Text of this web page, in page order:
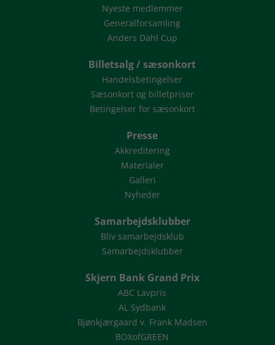
Nyeste medlemmer
Generalforsamling
Anders Dahl Cup
Billetsalg / sæsonkort
Handelsbetingelser
Sæsonkort og billetpriser
Betingelser for sæsonkort
Presse
Akkreditering
Materialer
Galleri
Nyheder
Samarbejdsklubber
Bliv samarbejdsklub
Samarbejdsklubber
Skjern Bank Grand Prix
ABC Lavpris
AL Sydbank
Bjønkjærgaard v. Frank Madsen
BOXofGREEN